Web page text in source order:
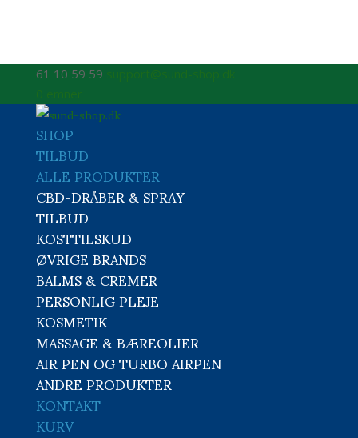
61 10 59 59
SHOP
TILBUD
ALLE PRODUKTER
CBD-DRÅBER & SPRAY
TILBUD
KOSTTILSKUD
ØVRIGE BRANDS
BALMS & CREMER
PERSONLIG PLEJE
KOSMETIK
MASSAGE & BÆREOLIER
AIR PEN OG TURBO AIRPEN
ANDRE PRODUKTER
KONTAKT
KURV